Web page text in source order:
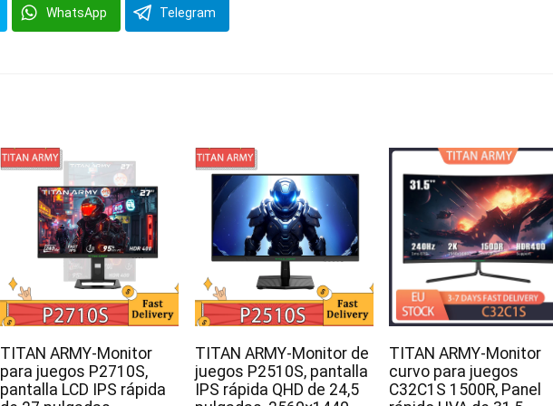
WhatsApp Telegram
TITAN ARMY-Monitor
para juegos P2710S,
pantalla LCD IPS rápida
TITAN ARMY-Monitor de
juegos P2510S, pantalla
IPS rápida QHD de 24,5
TITAN ARMY-Monitor
curvo para juegos
C32C1S 1500R, Panel